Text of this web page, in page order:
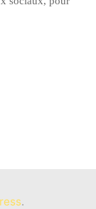
.